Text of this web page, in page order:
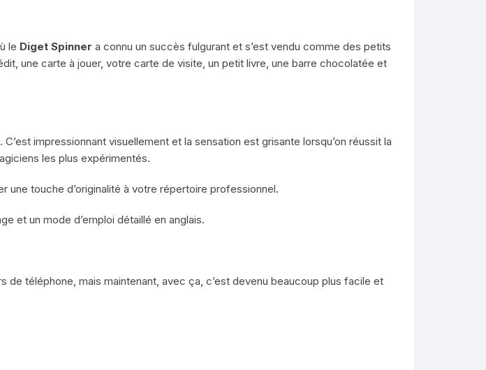
le Diget Spinner a connu un succès fulgurant et s’est vendu comme des petits
une carte à jouer, votre carte de visite, un petit livre, une barre chocolatée et
impressionnant visuellement et la sensation est grisante lorsqu’on réussit la
les plus expérimentés.
une touche d’originalité à votre répertoire professionnel.
et un mode d’emploi détaillé en anglais.
de téléphone, mais maintenant, avec ça, c’est devenu beaucoup plus facile et